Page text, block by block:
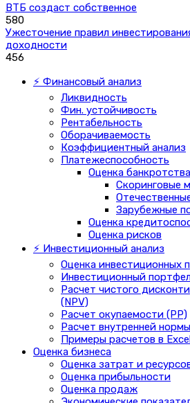
ВТБ создаст собственное
580
Ужесточение правил
доходности
456
⚡ Финансовый анализ
Ликвидность
Фин. устойчивость
Рентабельность
Оборачиваемость
Коэффициентный анализ
Платежеспособность
Оценка банкротства
Скоринговые
Зарубежные
Оценка
Оценка рисков
⚡ Инвестиционный анализ
Оценка инвестиционных
Инвестиционный
Расчет чистого
(NPV)
Расчет окупаемости (PP)
Расчет внутренней
Примеры расчетов в
Оценка бизнеса
Оценка затрат и
Оценка прибыльности
Оценка продаж